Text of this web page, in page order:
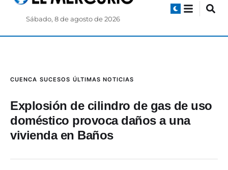
Sábado, 8 de agosto de 2026
CUENCA SUCESOS ÚLTIMAS NOTICIAS
Explosión de cilindro de gas de uso
doméstico provoca daños a una
vivienda en Baños